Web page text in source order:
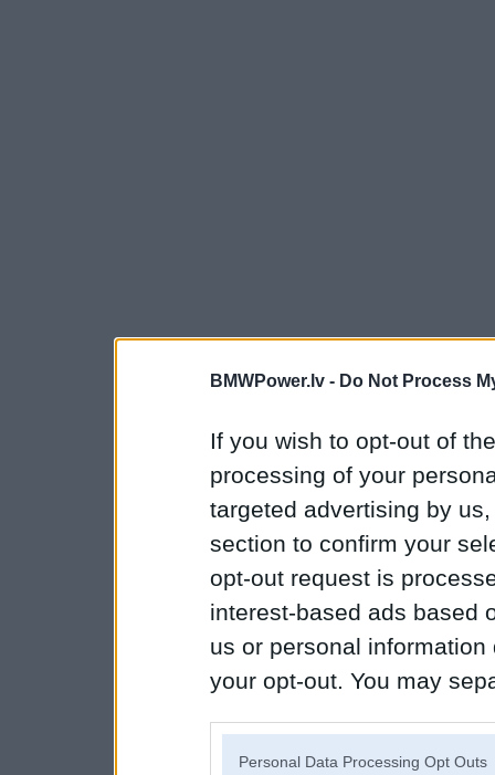
BMWPower.lv - Do Not Process
If you wish to opt-out of
processing of your
targeted advertising by
section to confirm your
opt-out request is
interest-based ads based
us or personal
your opt-out. You may
Personal Data Processing Opt Outs